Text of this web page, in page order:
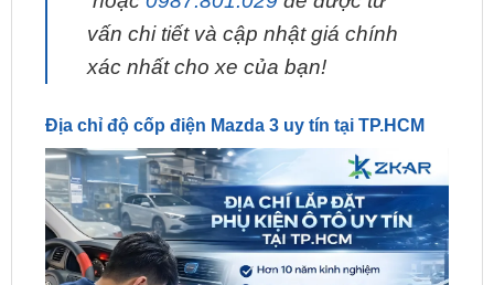
xác nhất cho xe của bạn!
Địa chỉ độ cốp điện Mazda 3 uy tín tại TP.HCM